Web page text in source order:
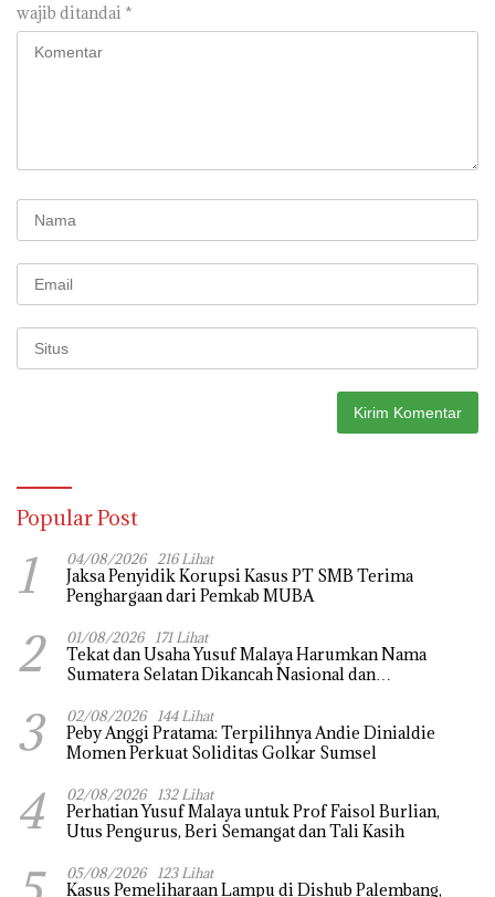
wajib ditandai *
Popular Post
1 04/08/2026 216 Lihat
Jaksa Penyidik Korupsi Kasus PT SMB Terima
Penghargaan dari Pemkab MUBA
2 01/08/2026 171 Lihat
Tekat dan Usaha Yusuf Malaya Harumkan Nama
Sumatera Selatan Dikancah Nasional dan
3 02/08/2026 144 Lihat
Peby Anggi Pratama: Terpilihnya Andie Dinialdie
Momen Perkuat Soliditas Golkar Sumsel
4 02/08/2026 132 Lihat
Perhatian Yusuf Malaya untuk Prof Faisol Burlian,
Utus Pengurus, Beri Semangat dan Tali Kasih
05/08/2026 123 Lihat
Kasus Pemeliharaan Lampu di Dishub Palembang,